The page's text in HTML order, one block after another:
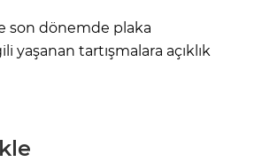
son dönemde plaka
yaşanan tartışmalara açıklık